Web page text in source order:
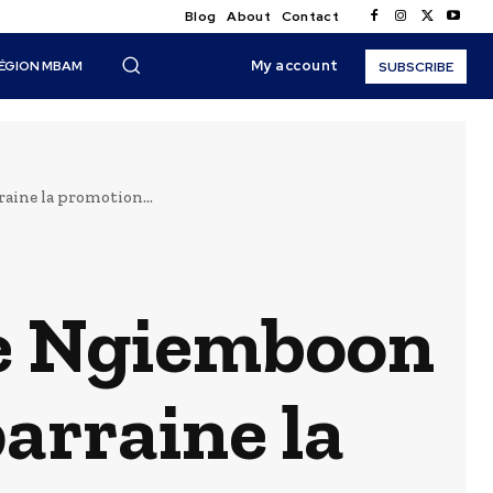
Blog About Contact
MBAM My account SUBSCRIBE
la promotion...
Ngiemboon
la